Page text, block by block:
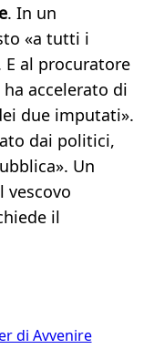
. In un
«a tutti i
al procuratore
accelerato di
due imputati».
dai politici,
Un
vescovo
il
di Avvenire